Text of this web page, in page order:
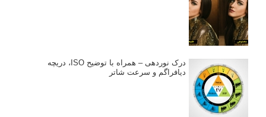
درک نوردهی – همراه با توضیح ISO، دریچه
دیافراگم و سرعت شاتر